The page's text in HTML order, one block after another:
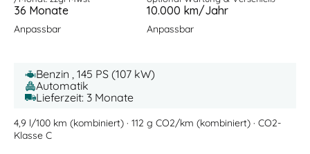
36 Monate
Anpassbar
10.000 km/Jahr
Anpassbar
Benzin , 145 PS (107 kW)
Automatik
Lieferzeit: 3 Monate
4,9 l/100 km (kombiniert) · 112 g CO2/km (kombiniert) · CO2-
Klasse C